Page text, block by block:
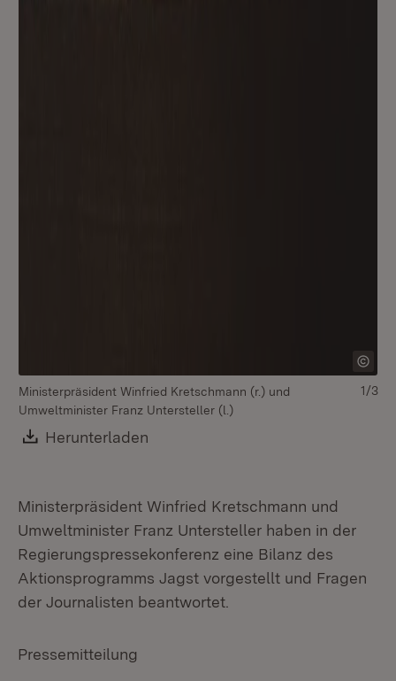
Ministerpräsident Winfried Kretschmann (r.) und
Umweltminister Franz Untersteller (l.)
Download:
Herunterladen
1/3
Ministerpräsident Winfried Kretschmann und
Umweltminister Franz Untersteller haben in der
Regierungspressekonferenz eine Bilanz des
Aktionsprogramms Jagst vorgestellt und Fragen
der Journalisten beantwortet.
Pressemitteilung